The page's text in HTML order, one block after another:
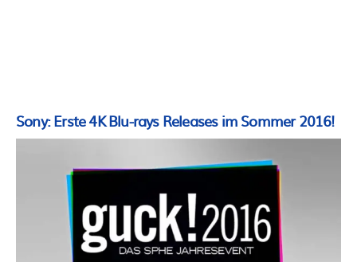
Sony: Erste 4K Blu-rays Releases im Sommer 2016!